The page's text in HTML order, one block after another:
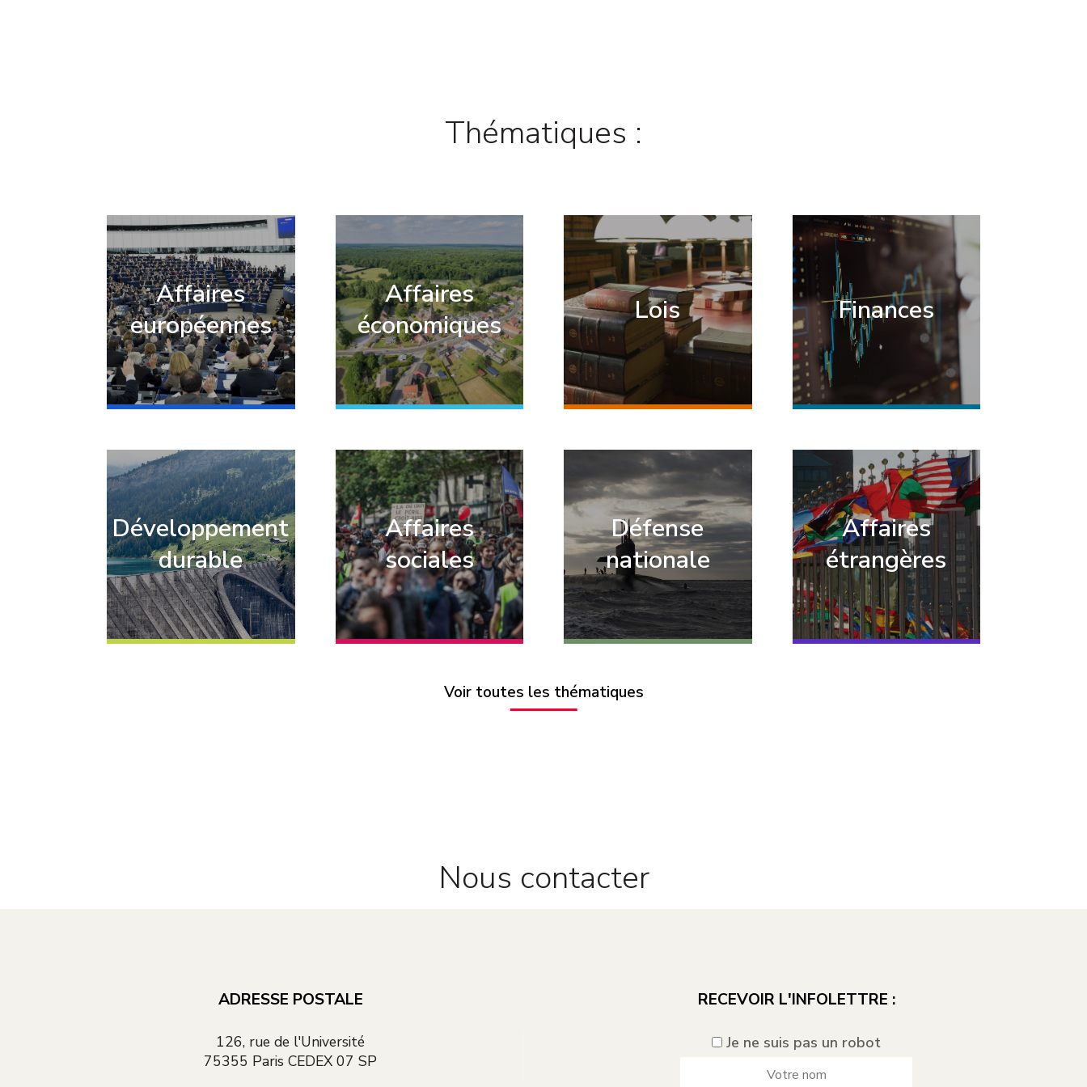
Thématiques :
Affaires
européennes
Affaires
économiques
Lois Finances
Développement
durable
Affaires
sociales
Défense
nationale
Affaires
étrangères
Voir toutes les thématiques
Nous contacter
ADRESSE POSTALE
126, rue de l'Université
75355 Paris CEDEX 07 SP
RECEVOIR L'INFOLETTRE :
Je ne suis pas un robot